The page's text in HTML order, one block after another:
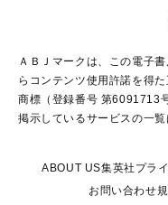
ジャンプルーキー！
ジャンプTOON
S-MANGA
集英社ジャンプリミッ
集英社コミック文庫
ウルトラジャンプ
リマコミ＋
マンガMeets
月刊オフィスユー
LEE
Marisol
T JAPAN:The New
パラスポ＋！
青春と読書
アジア人物史
集英社新書
集英社新書プラス
よみタイ
集英社Webマガジン
集英社オレンジ文庫
シフォン文庫
JUMP j BOOKS
集英社みらい文庫
S-KIDS.LAND
SHUEISHA MANGA-
HAPPY PLUS STORE
shueisha vox
SHOP Marisol
EDITOR'S LAB
ＡＢＪマークは、この電子
らコンテンツ使用許諾を得
商標（登録番号 第6091713
掲示しているサービスの一
ABOUT US集英社プラ
お問い合わせ